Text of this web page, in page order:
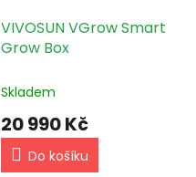
VIVOSUN VGrow Smart
Grow Box
Skladem
20 990 Kč
Do košíku